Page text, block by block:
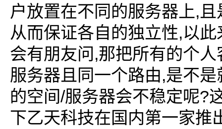
户放置在不同的服务器上,
从而保证各自的独立性,以此
会有朋友问 ,那把所有的个
服务器且同一个路由,是不是
的空间/服务器会不稳定呢?
下乙天科技在国内第一家推